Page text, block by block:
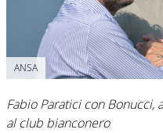
ANSA
Fabio Paratici con Bonucci,
al club bianconero